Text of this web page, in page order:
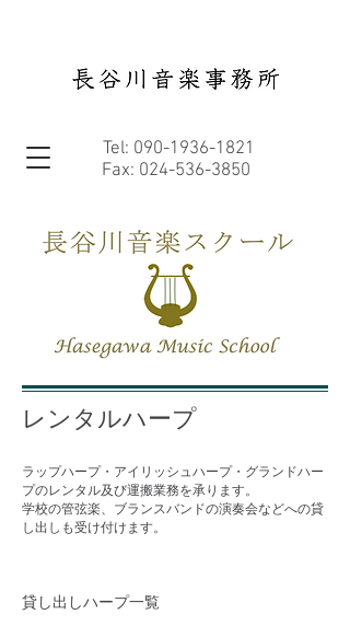
Tel: 090-1936-1821
Fax: 024-536-3850
レンタルハープ
ラップハープ・アイリッシュハープ・グランドハー
プのレンタル及び運搬業務を承ります。
学校の管弦楽、ブランスバンドの演奏会などへの貸
し出しも受け付けます。
貸し出しハープ一覧